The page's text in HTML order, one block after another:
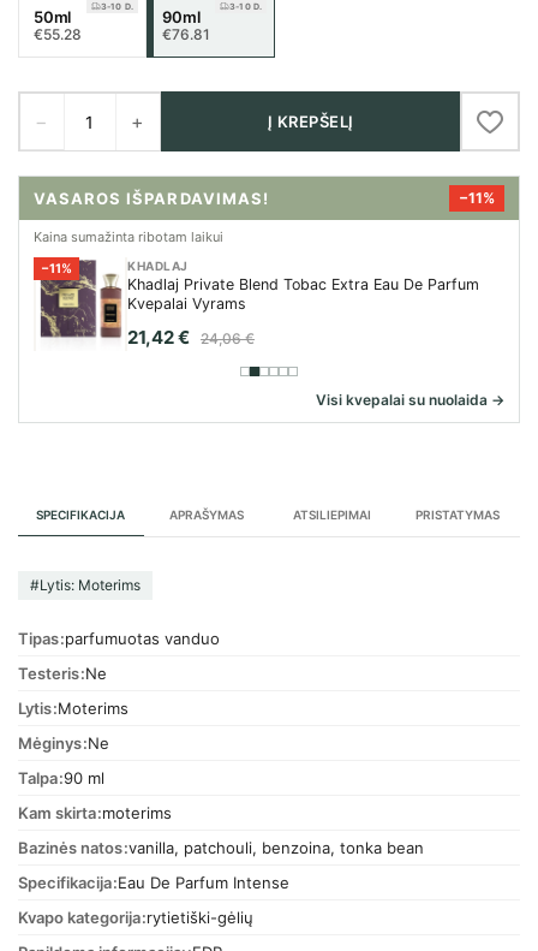
50ml
€55.28
3-10 D.
90ml
€76.81
3-10 D.
− + Į KREPŠELĮ
VASAROS IŠPARDAVIMAS! −11%
Kaina sumažinta ribotam laikui
−11% KHADLAJ
Khadlaj Private Blend Tobac Extra Eau De Parfum
Kvepalai Vyrams
21,42 € 24,06 €
Visi kvepalai su nuolaida →
SPECIFIKACIJA APRAŠYMAS ATSILIEPIMAI PRISTATYMAS
#Lytis: Moterims
Tipas parfumuotas vanduo
Testeris Ne
Lytis Moterims
Mėginys Ne
Talpa 90 ml
Kam skirta moterims
Bazinės natos vanilla, patchouli, benzoina, tonka bean
Specifikacija Eau De Parfum Intense
Kvapo kategorija rytietiški-gėlių